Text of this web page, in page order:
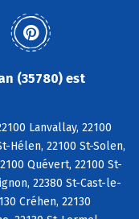
(35780) est
Lanvallay, 22100
Hélen, 22100 St-Solen,
Quévert, 22100 St-
22380 St-Cast-le-
Créhen, 22130